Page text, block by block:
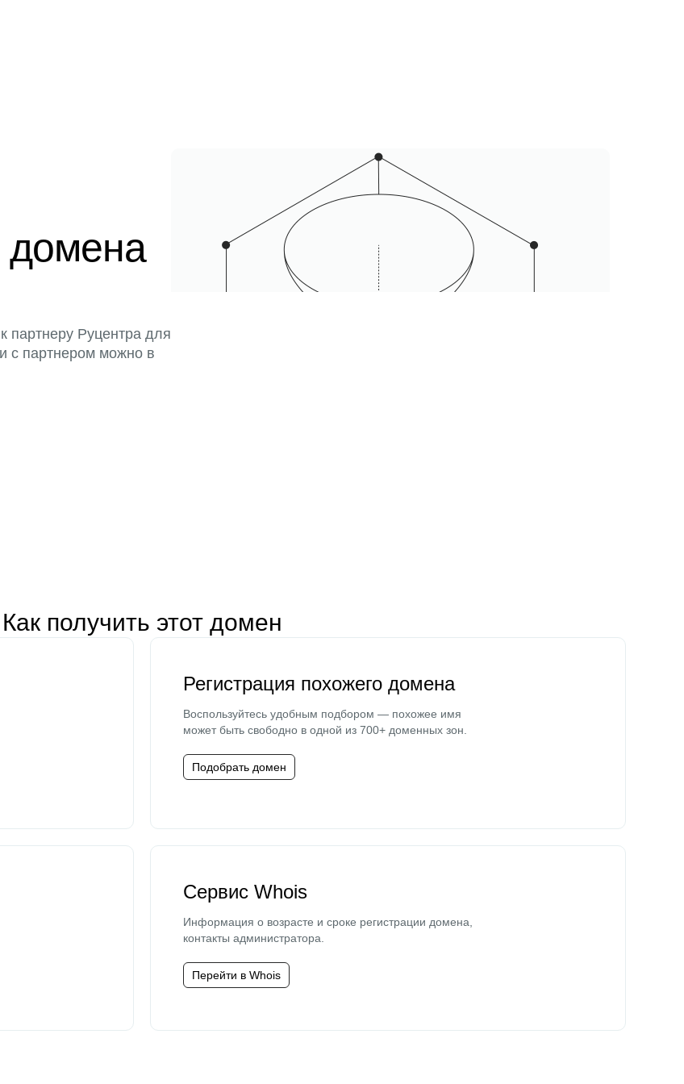
домена
партнеру Руцентра для
с партнером можно в
Как получить этот домен
Регистрация похожего домена
Воспользуйтесь удобным подбором — похожее имя
может быть свободно в одной из 700+ доменных зон.
Подобрать домен
Сервис Whois
Информация о возрасте и сроке регистрации домена,
контакты администратора.
Перейти в Whois